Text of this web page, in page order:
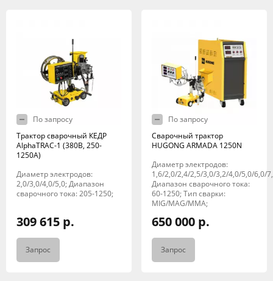
По запросу
Трактор сварочный КЕДР
AlphaTRAC-1 (380В, 250-
1250А)
Диаметр электродов:
2,0/3,0/4,0/5,0; Диапазон
сварочного тока: 205-1250;
309 615 р.
Запрос
По запросу
Сварочный трактор
HUGONG ARMADA 1250N
Диаметр электродов:
1,6/2,0/2,4/2,5/3,0/3,2/4,0/5,0/6,0/
Диапазон сварочного тока:
60-1250; Тип сварки:
MIG/MAG/MMA;
650 000 р.
Запрос